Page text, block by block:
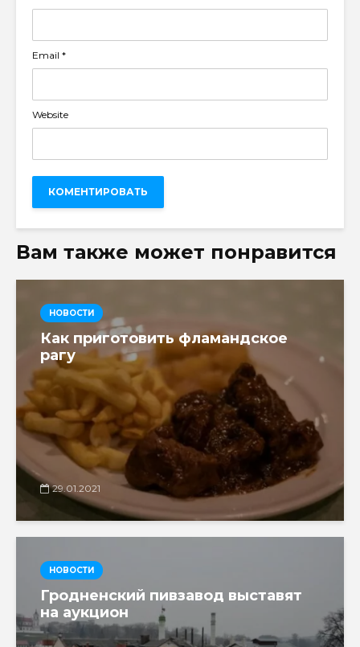
Email *
Website
Вам также может понравится
НОВОСТИ
Как приготовить фламандское
рагу
29.01.2021
НОВОСТИ
Гродненский пивзавод выставят
на аукцион